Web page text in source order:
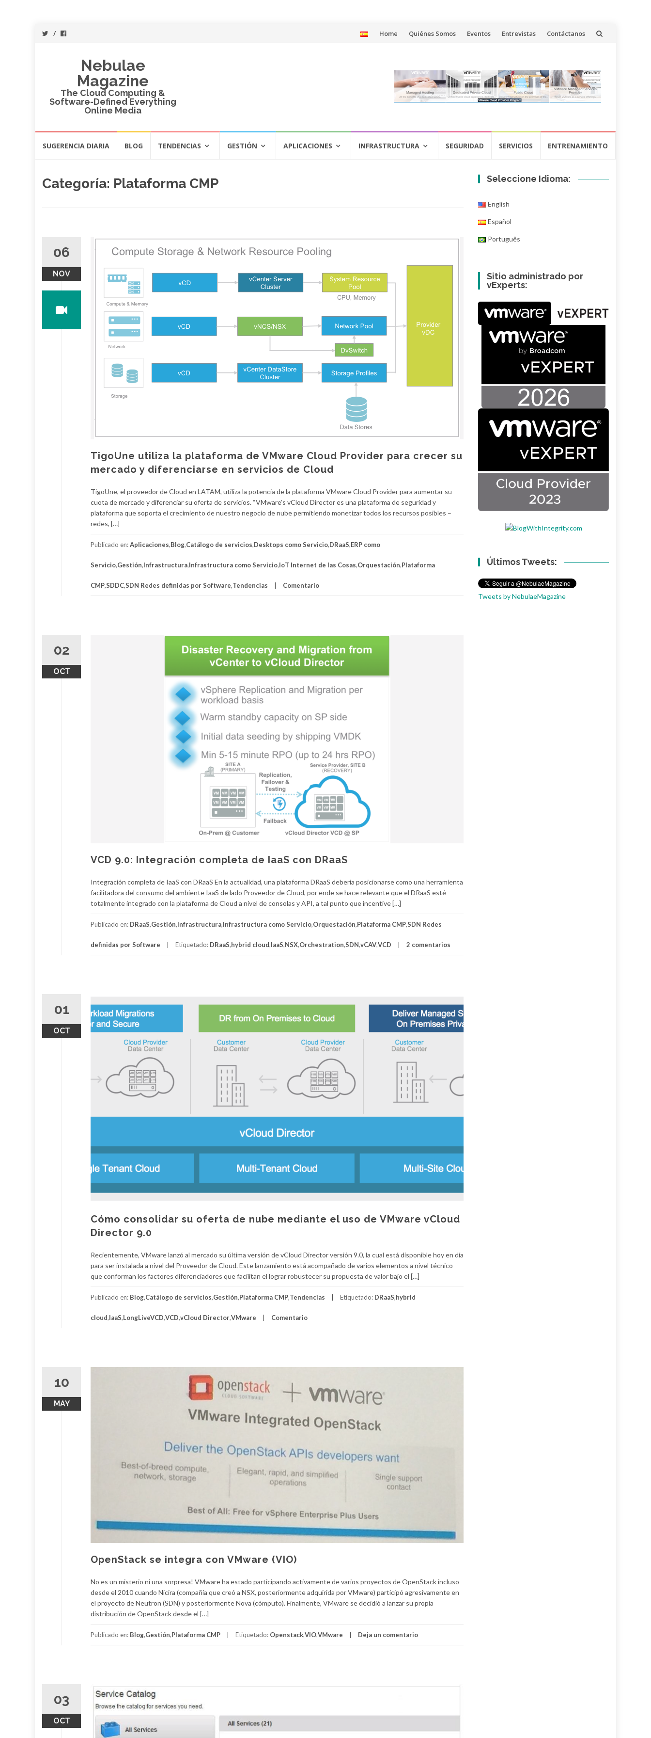
Saltar Home Quiénes Somos Eventos Entrevistas Contáctanos
Nebulae
Magazine
The Cloud Computing &
Software-Defined Everything
Online Media
SUGERENCIA DIARIA BLOG TENDENCIAS GESTIÓN APLICACIONES INFRASTRUCTURA SEGURIDAD SERVICIOS ENTRENAMIENTO
Categoría: Plataforma CMP
06
NOV
TigoUne utiliza la plataforma de VMware Cloud Provider para crecer su
mercado y diferenciarse en servicios de Cloud
TigoUne, el proveedor de Cloud en LATAM, utiliza la potencia de la plataforma VMware Cloud Provider para aumentar su
cuota de mercado y diferenciar su oferta de servicios. “VMware’s vCloud Director es una plataforma de seguridad y
plataforma que soporta el crecimiento de nuestro negocio de nube permitiendo monetizar todos los recursos posibles –
redes, […]
Publicado en:Aplicaciones,Blog,Catálogo de servicios,Desktops como Servicio,DRaaS,ERP como
Servicio,Gestión,Infrastructura,Infrastructura como Servicio,IoT Internet de las Cosas,Orquestación,Plataforma
CMP,SDDC,SDN Redes definidas por Software,Tendencias Comentario
02
OCT
VCD 9.0: Integración completa de IaaS con DRaaS
Integración completa de IaaS con DRaaS En la actualidad, una plataforma DRaaS deberia posicionarse como una herramienta
facilitadora del consumo del ambiente IaaS de lado Proveedor de Cloud, por ende se hace relevante que el DRaaS esté
totalmente integrado con la plataforma de Cloud a nivel de consolas y API, a tal punto que incentive […]
Publicado en: DRaaS,Gestión,Infrastructura,Infrastructura como Servicio,Orquestación,Plataforma CMP,SDN Redes
definidas por Software Etiquetado: DRaaS,hybrid cloud,IaaS,NSX,Orchestration,SDN,vCAV,VCD 2 comentarios
01
OCT
Cómo consolidar su oferta de nube mediante el uso de VMware vCloud
Director 9.0
Recientemente, VMware lanzó al mercado su última versión de vCloud Director versión 9.0, la cual está disponible hoy en día
para ser instalada a nivel del Proveedor de Cloud. Este lanzamiento está acompañado de varios elementos a nivel técnico
que conforman los factores diferenciadores que facilitan el lograr robustecer su propuesta de valor bajo el […]
Publicado en: Blog,Catálogo de servicios,Gestión,Plataforma CMP,Tendencias Etiquetado: DRaaS,hybrid
cloud,IaaS,LongLiveVCD,VCD,vCloud Director,VMware Comentario
10
MAY
OpenStack se integra con VMware (VIO)
No es un misterio ni una sorpresa! VMware ha estado participando activamente de varios proyectos de OpenStack incluso
desde el 2010 cuando Nicira (compañía que creó a NSX, posteriormente adquirida por VMware) participó agresivamente en
el proyecto de Neutron (SDN) y posteriormente Nova (cómputo). Finalmente, VMware se decidió a lanzar su propia
distribución de OpenStack desde el […]
Publicado en: Blog,Gestión,Plataforma CMP Etiquetado: Openstack,VIO,VMware Deja un comentario
03
OCT
Seleccione Idioma:
English
Español
Português
Sitio administrado por
vExperts:
Últimos Tweets:
Tweets by NebulaeMagazine